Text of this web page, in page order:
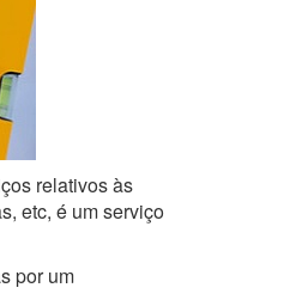
relativos às
etc, é um serviço
por um